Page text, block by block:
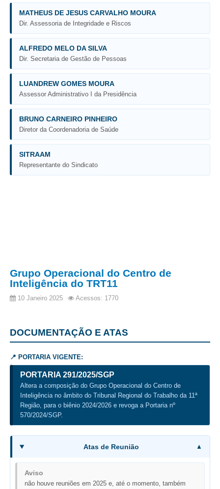
Serviço de Informação ao Cidadão
Ouvidoria
Tecnologia da Informação e Comunicação
Gestão Orcamentária
Licitações, contratos e Instrumentos
Gestão de Pessoas
Auditoria e Prestação de Contas
Sustentabilidade
LGPD
Diário Eletrônico JT
Diário Oficial
Eliminação de Autos
Manual de Redação
Produtividade dos magistrados
Regimento Interno
Regulamento Geral
Resolução do Plantão Judiciário
Revistas
Manuais do CNJ
Estrutura Organizacional
Protocolos de Julgamento
MATHEUS DE JESUS CARVALHO MOURA
Dir. Assessoria de Integridade e Riscos
ALFREDO MELO DA SILVA
Dir. Secretaria de Gestão de Pessoas
LUANDREW GOMES MOURA
Assessor Administrativo I da Presidência
BRUNO CARNEIRO PINHEIRO
Diretor da Coordenadoria de Saúde
SITRAAM
Representante do Sindicato
Grupo Operacional do Centro de
Inteligência do TRT11
10 Janeiro 2025 Acessos: 1770
DOCUMENTAÇÃO E ATAS
📍 PORTARIA VIGENTE:
PORTARIA 291/2025/SGP
Altera a composição do Grupo Operacional do Centro de
Inteligência no âmbito do Tribunal Regional do Trabalho da 11ª
Região, para o biênio 2024/2026 e revoga a Portaria nº
570/2024/SGP.
Atas de Reunião
Aviso
não houve reuniões em 2025 e, até o momento, também